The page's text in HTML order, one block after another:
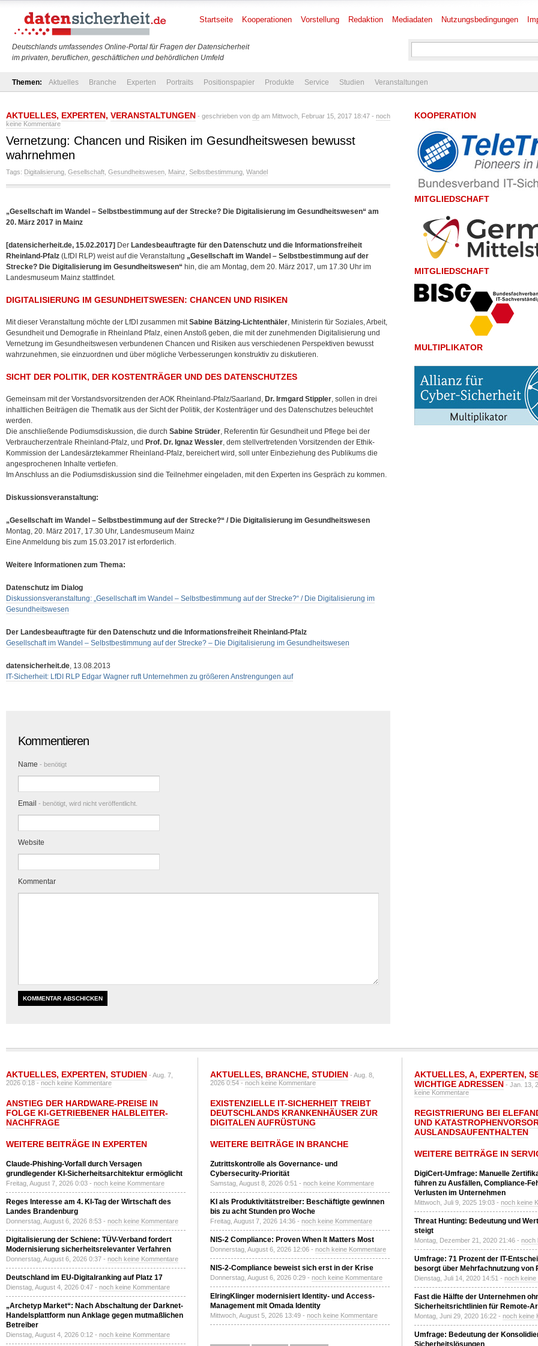
Deutschlands umfassendes Online-Portal für Fragen der Datensicherheit
im privaten, beruflichen, geschäftlichen und behördlichen Umfeld
Startseite Kooperationen Vorstellung Redaktion Mediadaten Nutzungsbedingungen
Themen: Aktuelles Branche Experten Portraits Positionspapier Produkte Service Studien Veranstaltungen
AKTUELLES, EXPERTEN, VERANSTALTUNGEN - geschrieben von dp am Mittwoch, Februar 15, 2017 18:47 - noch
keine Kommentare
Vernetzung: Chancen und Risiken im Gesundheitswesen bewusst
wahrnehmen
Tags: Digitalisierung Gesellschaft Gesundheitswesen Mainz Selbstbestimmung Wandel
„Gesellschaft im Wandel – Selbstbestimmung auf der Strecke? Die Digitalisierung im Gesundheitswesen“ am
20. März 2017 in Mainz
[datensicherheit.de, 15.02.2017] Der Landesbeauftragte für den Datenschutz und die Informationsfreiheit
Rheinland-Pfalz (LfDI RLP) weist auf die Veranstaltung „Gesellschaft im Wandel – Selbstbestimmung auf der
Strecke? Die Digitalisierung im Gesundheitswesen“ hin, die am Montag, dem 20. März 2017, um 17.30 Uhr im
Landesmuseum Mainz stattfindet.
DIGITALISIERUNG IM GESUNDHEITSWESEN: CHANCEN UND RISIKEN
Mit dieser Veranstaltung möchte der LfDI zusammen mitSabine Bätzing-Lichtenthäler, Ministerin für Soziales, Arbeit,
Gesundheit und Demografie in Rheinland Pfalz, einen Anstoß geben, die mit der zunehmenden Digitalisierung und
Vernetzung im Gesundheitswesen verbundenen Chancen und Risiken aus verschiedenen Perspektiven bewusst
wahrzunehmen, sie einzuordnen und über mögliche Verbesserungen konstruktiv zu diskutieren.
SICHT DER POLITIK, DER KOSTENTRÄGER UND DES DATENSCHUTZES
Gemeinsam mit der Vorstandsvorsitzenden der AOK Rheinland-Pfalz/Saarland, Dr. Irmgard Stippler, sollen in drei
inhaltlichen Beiträgen die Thematik aus der Sicht der Politik, der Kostenträger und des Datenschutzes beleuchtet
werden.
Die anschließende Podiumsdiskussion, die durch Sabine Strüder, Referentin für Gesundheit und Pflege bei der
Verbraucherzentrale Rheinland-Pfalz, und Prof. Dr. Ignaz Wessler, dem stellvertretenden Vorsitzenden der Ethik-
Kommission der Landesärztekammer Rheinland-Pfalz, bereichert wird, soll unter Einbeziehung des Publikums die
angesprochenen Inhalte vertiefen.
Im Anschluss an die Podiumsdiskussion sind die Teilnehmer eingeladen, mit den Experten ins Gespräch zu kommen.
Diskussionsveranstaltung:
„Gesellschaft im Wandel – Selbstbestimmung auf der Strecke?“ / Die Digitalisierung im Gesundheitswesen
Montag, 20. März 2017, 17.30 Uhr, Landesmuseum Mainz
Eine Anmeldung bis zum 15.03.2017 ist erforderlich.
Weitere Informationen zum Thema:
Datenschutz im Dialog
Diskussionsveranstaltung: „Gesellschaft im Wandel – Selbstbestimmung auf der Strecke?“ / Die Digitalisierung im
Gesundheitswesen
Der Landesbeauftragte für den Datenschutz und die Informationsfreiheit Rheinland-Pfalz
Gesellschaft im Wandel – Selbstbestimmung auf der Strecke? – Die Digitalisierung im Gesundheitswesen
datensicherheit.de, 13.08.2013
IT-Sicherheit: LfDI RLP Edgar Wagner ruft Unternehmen zu größeren Anstrengungen auf
Kommentieren
Name - benötigt
Email - benötigt, wird nicht veröffentlicht.
Website
Kommentar
KOOPERATION
MITGLIEDSCHAFT
MITGLIEDSCHAFT
MULTIPLIKATOR
AKTUELLES, EXPERTEN, STUDIEN - Aug. 7,
2026 0:18 -noch keine Kommentare
ANSTIEG DER HARDWARE-PREISE IN
FOLGE KI-GETRIEBENER HALBLEITER-
NACHFRAGE
WEITERE BEITRÄGE IN EXPERTEN
Claude-Phishing-Vorfall durch Versagen
grundlegender KI-Sicherheitsarchitektur ermöglicht
Freitag, August 7, 2026 0:03 - noch keine Kommentare
Reges Interesse am 4. KI-Tag der Wirtschaft des
Landes Brandenburg
Donnerstag, August 6, 2026 8:53 - noch keine Kommentare
Digitalisierung der Schiene: TÜV-Verband fordert
Modernisierung sicherheitsrelevanter Verfahren
Donnerstag, August 6, 2026 0:37 - noch keine Kommentare
Deutschland im EU-Digitalranking auf Platz 17
Dienstag, August 4, 2026 0:47 - noch keine Kommentare
„Archetyp Market“: Nach Abschaltung der Darknet-
Handelsplattform nun Anklage gegen mutmaßlichen
Betreiber
Dienstag, August 4, 2026 0:12 - noch keine Kommentare
AKTUELLES, BRANCHE, STUDIEN - Aug. 8,
2026 0:54 -noch keine Kommentare
EXISTENZIELLE IT-SICHERHEIT TREIBT
DEUTSCHLANDS KRANKENHÄUSER ZUR
DIGITALEN AUFRÜSTUNG
WEITERE BEITRÄGE IN BRANCHE
Zutrittskontrolle als Governance- und
Cybersecurity-Priorität
Samstag, August 8, 2026 0:51 - noch keine Kommentare
KI als Produktivitätstreiber: Beschäftigte gewinnen
bis zu acht Stunden pro Woche
Freitag, August 7, 2026 14:36 - noch keine Kommentare
NIS-2 Compliance: Proven When It Matters Most
Donnerstag, August 6, 2026 12:06 - noch keine Kommentare
NIS-2-Compliance beweist sich erst in der Krise
Donnerstag, August 6, 2026 0:29 - noch keine Kommentare
ElringKlinger modernisiert Identity- und Access-
Management mit Omada Identity
Mittwoch, August 5, 2026 13:49 - noch keine Kommentare
AKTUELLES, A, EXPERTEN,
WICHTIGE ADRESSEN - Jan. 13,
keine Kommentare
REGISTRIERUNG BEI
UND
AUSLANDSAUFENTHALTEN
WEITERE BEITRÄGE IN
DigiCert-Umfrage: Manuelle
führen zu Ausfällen, Compliance-
Verlusten im Unternehmen
Mittwoch, Juli 9, 2025 19:03 - noch keine
Threat Hunting: Bedeutung und
steigt
Montag, Dezember 21, 2020 21:46 - noch
Umfrage: 71 Prozent der IT-
besorgt über Mehrfachnutzung von
Dienstag, Juli 14, 2020 14:51 - noch keine
Fast die Hälfte der Unternehmen
Sicherheitsrichtlinien für Remote-
Montag, Juni 29, 2020 16:22 - noch keine
Umfrage: Bedeutung der
Sicherheitslösungen